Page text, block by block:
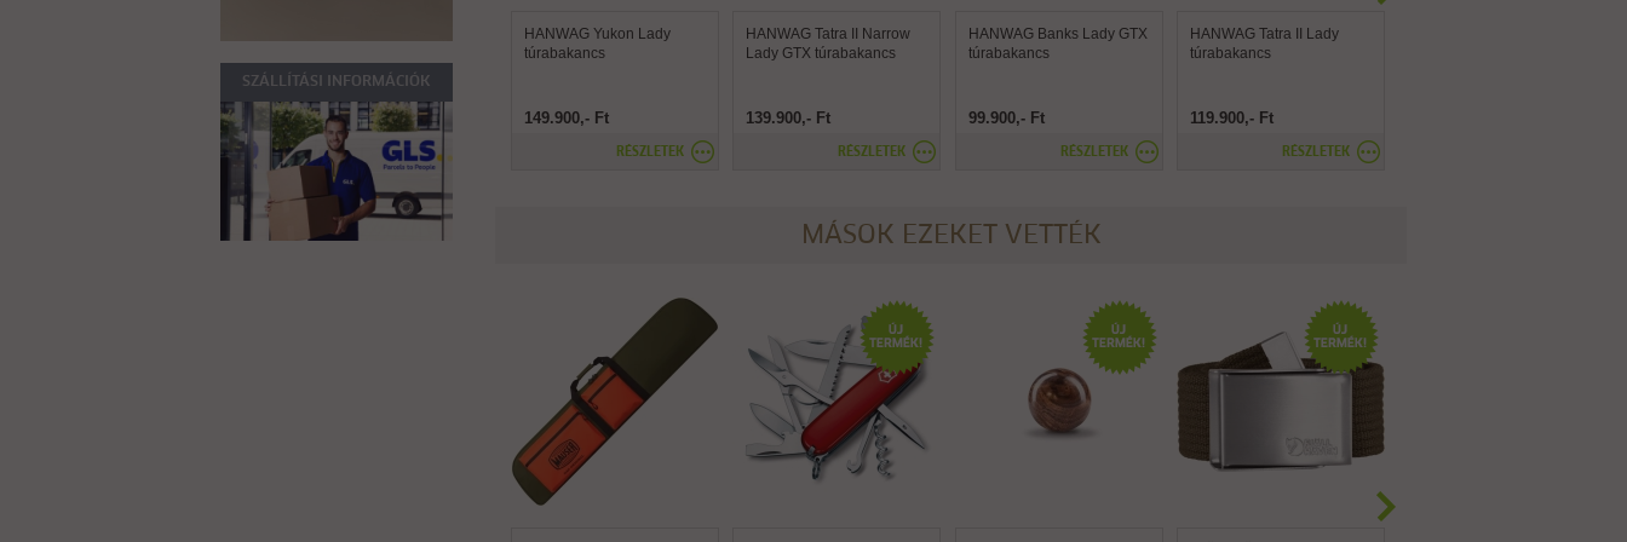
SZÁLLÍTÁSI INFORMÁCIÓK
HANWAG Yukon Lady
túrabakancs
149.900,- Ft
RÉSZLETEK
HANWAG Tatra II Narrow
Lady GTX túrabakancs
139.900,- Ft
RÉSZLETEK
HANWAG Banks Lady GTX
túrabakancs
99.900,- Ft
RÉSZLETEK
HANWAG Tatra II Lady
túrabakancs
119.900,- Ft
RÉSZLETEK
MÁSOK EZEKET VETTÉK